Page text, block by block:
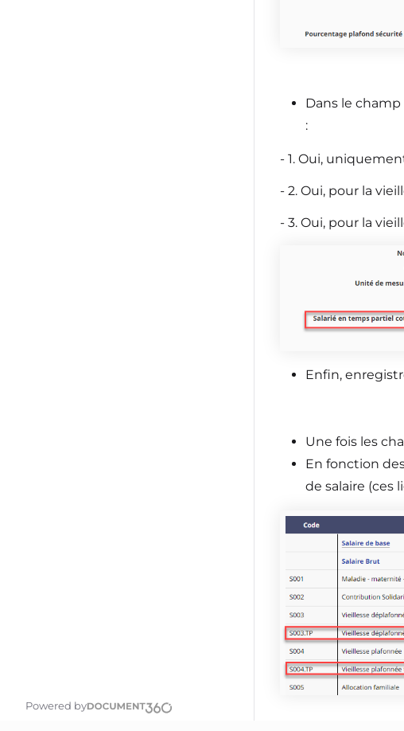
Powered by
Dans le
:
- 1. Oui,
- 2. Oui, pour la
- 3. Oui, pour la
Enfin,
Une fois les
En fonction
de salaire (ces